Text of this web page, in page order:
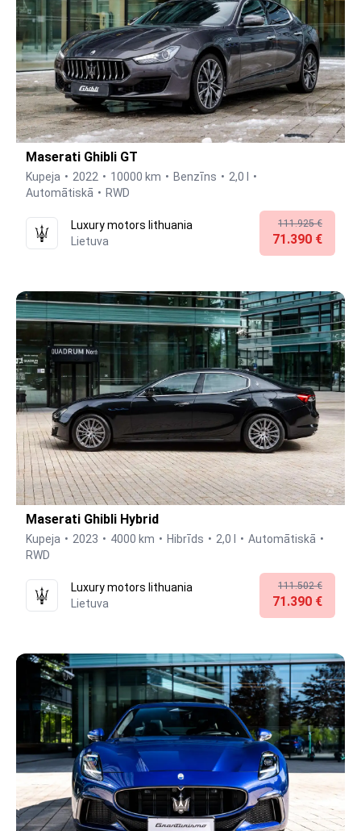
Maserati Ghibli GT
Kupeja 2022 10000 km Benzīns
2,0 l
Automātiskā
RWD
Luxury motors lithuania
Lietuva
111.925 €
71.390 €
Maserati Ghibli Hybrid
Kupeja 2023 4000 km Hibrīds 2,0 l
Automātiskā
RWD
Luxury motors lithuania
Lietuva
111.502 €
71.390 €